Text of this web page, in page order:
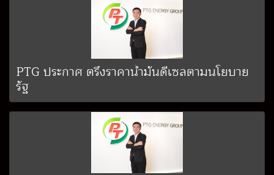
PTG ประกาศ ตรึงราคาน้ำมันดีเซลตามนโยบาย
รัฐ